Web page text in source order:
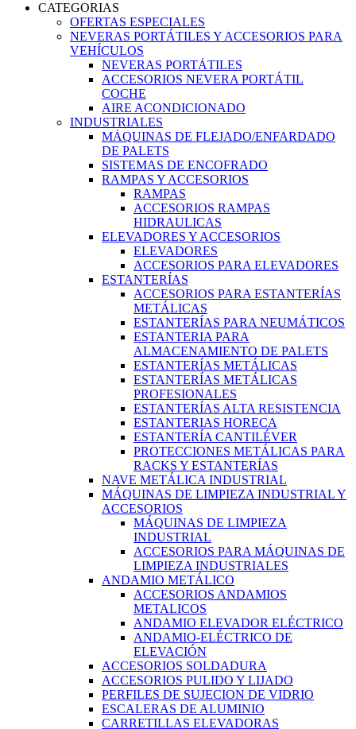
CATEGORIAS
OFERTAS ESPECIALES
NEVERAS PORTÁTILES Y ACCESORIOS PARA
VEHÍCULOS
NEVERAS PORTÁTILES
ACCESORIOS NEVERA PORTÁTIL
COCHE
AIRE ACONDICIONADO
INDUSTRIALES
MÁQUINAS DE FLEJADO/ENFARDADO
DE PALETS
SISTEMAS DE ENCOFRADO
RAMPAS Y ACCESORIOS
RAMPAS
ACCESORIOS RAMPAS
HIDRAULICAS
ELEVADORES Y ACCESORIOS
ELEVADORES
ACCESORIOS PARA ELEVADORES
ESTANTERÍAS
ACCESORIOS PARA ESTANTERÍAS
METÁLICAS
ESTANTERÍAS PARA NEUMÁTICOS
ESTANTERIA PARA
ALMACENAMIENTO DE PALETS
ESTANTERÍAS METÁLICAS
ESTANTERÍAS METÁLICAS
PROFESIONALES
ESTANTERÍAS ALTA RESISTENCIA
ESTANTERIAS HORECA
ESTANTERÍA CANTILÉVER
PROTECCIONES METÁLICAS PARA
RACKS Y ESTANTERÍAS
NAVE METÁLICA INDUSTRIAL
MÁQUINAS DE LIMPIEZA INDUSTRIAL Y
ACCESORIOS
MÁQUINAS DE LIMPIEZA
INDUSTRIAL
ACCESORIOS PARA MÁQUINAS DE
LIMPIEZA INDUSTRIALES
ANDAMIO METÁLICO
ACCESORIOS ANDAMIOS
METALICOS
ANDAMIO ELEVADOR ELÉCTRICO
ANDAMIO-ELÉCTRICO DE
ELEVACIÓN
ACCESORIOS SOLDADURA
ACCESORIOS PULIDO Y LIJADO
PERFILES DE SUJECION DE VIDRIO
ESCALERAS DE ALUMINIO
CARRETILLAS ELEVADORAS